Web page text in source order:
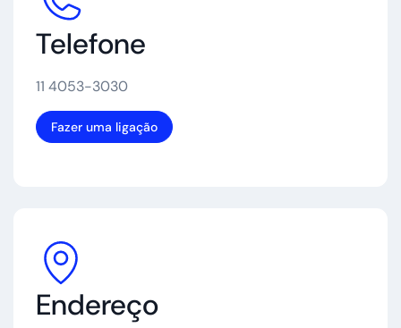
Telefone
11 4053-3030
Fazer uma ligação
Endereço